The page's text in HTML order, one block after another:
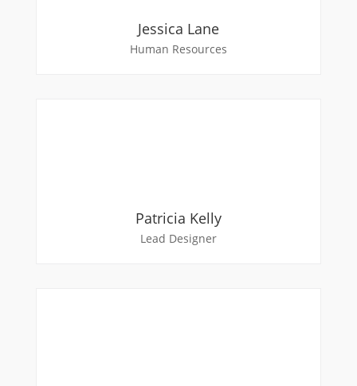
Jessica Lane
Human Resources
Patricia Kelly
Lead Designer